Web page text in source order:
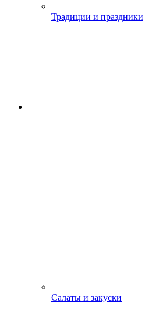
Традиции и праздники
Салаты и закуски